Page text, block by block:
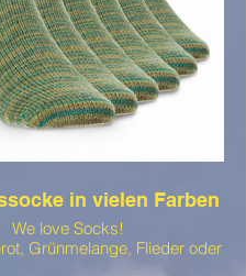
in vielen Farben
We love Socks!
Grünmelange, Flieder oder